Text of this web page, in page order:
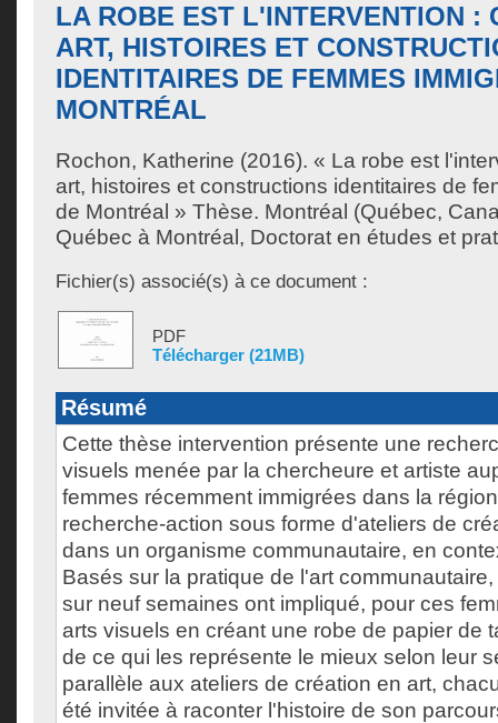
LA ROBE EST L'INTERVENTION :
ART, HISTOIRES ET
IDENTITAIRES DE FEMMES
MONTRÉAL
Rochon, Katherine (2016). « La robe est
art, histoires et constructions identitaires de
de Montréal » Thèse. Montréal (Québec,
Québec à Montréal, Doctorat en études et
Fichier(s) associé(s) à ce document :
PDF
Télécharger (21MB)
Résumé
Cette thèse intervention présente une
visuels menée par la chercheure et artiste
femmes récemment immigrées dans la
recherche-action sous forme d'ateliers de
dans un organisme communautaire, en
Basés sur la pratique de l'art
sur neuf semaines ont impliqué, pour ces
arts visuels en créant une robe de papier de
de ce qui les représente le mieux selon leur
parallèle aux ateliers de création en art,
été invitée à raconter l'histoire de son